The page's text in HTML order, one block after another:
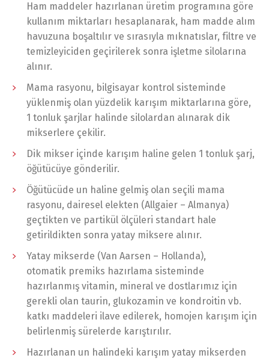
Ham maddeler hazırlanan üretim programına göre
kullanım miktarları hesaplanarak, ham madde alım
havuzuna boşaltılır ve sırasıyla mıknatıslar, filtre ve
temizleyiciden geçirilerek sonra işletme silolarına
alınır.
Mama rasyonu, bilgisayar kontrol sisteminde
yüklenmiş olan yüzdelik karışım miktarlarına göre,
1 tonluk şarjlar halinde silolardan alınarak dik
mikserlere çekilir.
Dik mikser içinde karışım haline gelen 1 tonluk şarj,
öğütücüye gönderilir.
Öğütücüde un haline gelmiş olan seçili mama
rasyonu, dairesel elekten (Allgaier – Almanya)
geçtikten ve partikül ölçüleri standart hale
getirildikten sonra yatay miksere alınır.
Yatay mikserde (Van Aarsen – Hollanda),
otomatik premiks hazırlama sisteminde
hazırlanmış vitamin, mineral ve dostlarımız için
gerekli olan taurin, glukozamin ve kondroitin vb.
katkı maddeleri ilave edilerek, homojen karışım için
belirlenmiş sürelerde karıştırılır.
Hazırlanan un halindeki karışım yatay mikserden